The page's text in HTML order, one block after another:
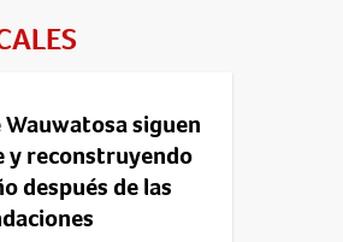
siguen
y reconstruyendo
después de las